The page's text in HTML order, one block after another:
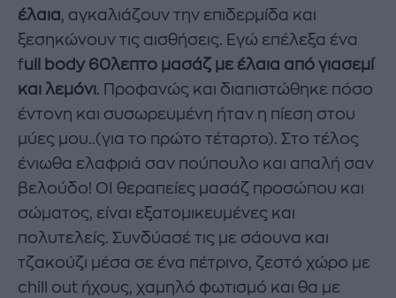
έλαια, αγκαλιάζουν την επιδερμίδα και
ξεσηκώνουν τις αισθήσεις. Εγώ επέλεξα ένα
full body 60λεπτο μασάζ με έλαια από γιασεμί
και λεμόνι. Προφανώς και διαπιστώθηκε πόσο
έντονη και συσωρευμένη ήταν η πίεση στου
μύες μου..(για το πρώτο τέταρτο). Στο τέλος
ένιωθα ελαφριά σαν πούπουλο και απαλή σαν
βελούδο! ΟΙ θεραπείες μασάζ προσώπου και
σώματος, είναι εξατομικευμένες και
πολυτελείς. Συνδύασέ τις με σάουνα και
τζακούζι μέσα σε ένα πέτρινο, ζεστό χώρο με
chill out ήχους, χαμηλό φωτισμό και θα με